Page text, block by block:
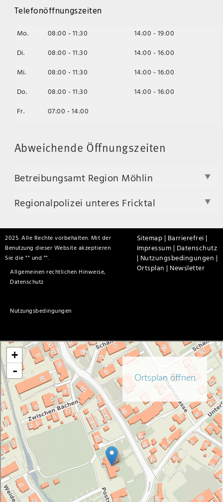
Telefonöffnungszeiten
Mo. 08:00 - 11:30
14:00 - 19:00
Di.
08:00 - 11:30
14:00 - 16:00
Mi.
08:00 - 11:30
14:00 - 16:00
Do.
08:00 - 11:30
14:00 - 16:00
Fr.
07:00 - 14:00
Abweichende Öffnungszeiten
Betreibungsamt Region Möhlin
Regionalpolizei unteres Fricktal
2025. Alle Rechte vorbehalten. Mit der
Benutzung dieser Website akzeptieren
Sie die "
Allgemeinen rechtlichen Hinweise,
Datenschutz
" und "
Nutzungsbedingungen
".
Sitemap | Barrierefrei |
Impressum | Datenschutz
| Nutzungsbedingungen |
Ortsplan | Newsletter